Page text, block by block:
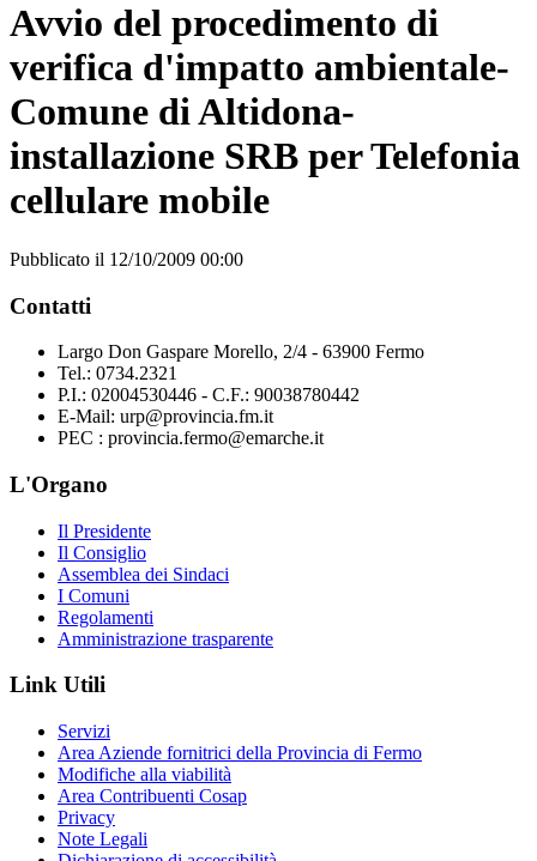
Avvio del procedimento di
verifica d'impatto ambientale-
Comune di Altidona-
installazione SRB per Telefonia
cellulare mobile
Pubblicato il 12/10/2009 00:00
Contatti
Largo Don Gaspare Morello, 2/4 - 63900 Fermo
Tel.: 0734.2321
P.I.: 02004530446 - C.F.: 90038780442
E-Mail: urp@provincia.fm.it
PEC : provincia.fermo@emarche.it
L'Organo
Il Presidente
Il Consiglio
Assemblea dei Sindaci
I Comuni
Regolamenti
Amministrazione trasparente
Link Utili
Servizi
Area Aziende fornitrici della Provincia di Fermo
Modifiche alla viabilità
Area Contribuenti Cosap
Privacy
Note Legali